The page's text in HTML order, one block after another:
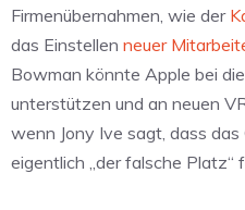
Firmenübernahmen, wie der
das Einstellen neuer
Bowman könnte Apple bei
unterstützen und an neuen
wenn Jony Ive sagt, dass
eigentlich „der falsche Platz“